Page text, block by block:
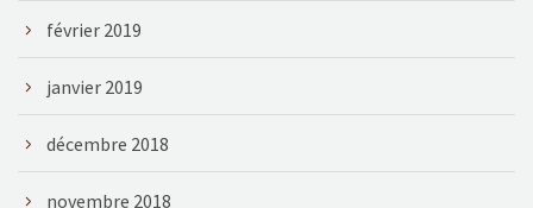
février 2019
janvier 2019
décembre 2018
novembre 2018